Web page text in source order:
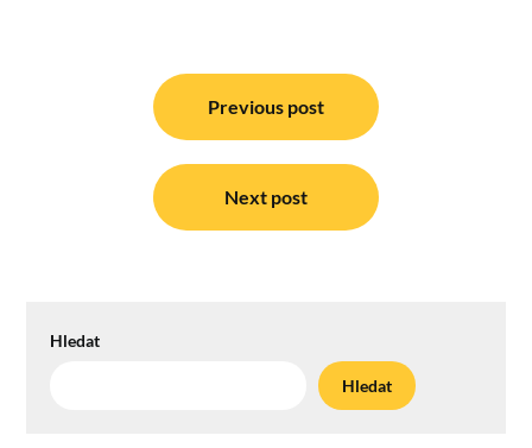
Previous post
Next post
Hledat
Hledat